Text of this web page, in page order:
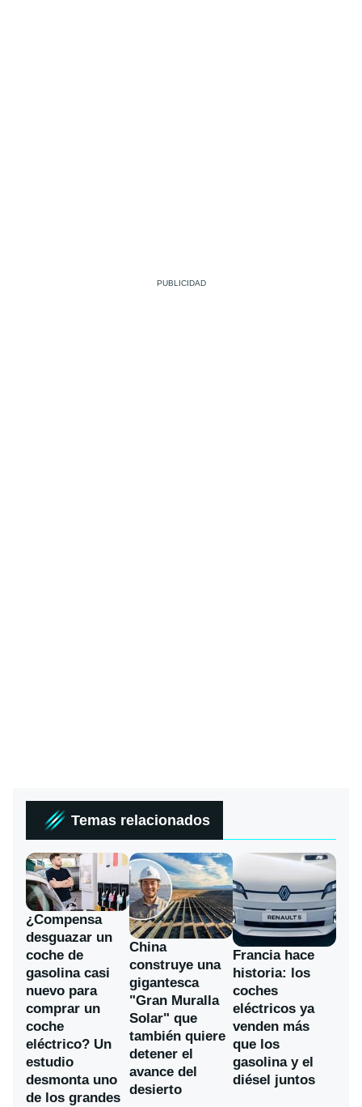
Temas relacionados
¿Compensa
desguazar un
coche de
gasolina casi
nuevo para
comprar un
coche
eléctrico? Un
estudio
desmonta uno
de los grandes
China
construye una
gigantesca
"Gran Muralla
Solar" que
también quiere
detener el
avance del
desierto
Francia hace
historia: los
coches
eléctricos ya
venden más
que los
gasolina y el
diésel juntos